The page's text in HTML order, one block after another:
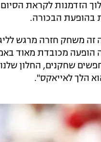
הזדמנות לקראת
בהופעת הבכורה.
הופעה מכובדת מאוד
שחקנים, החלון
הלך לאייאקס".